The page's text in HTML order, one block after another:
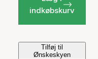
indkøbskurv
Tilføj til
Ønskeskyen